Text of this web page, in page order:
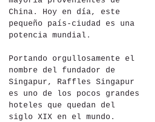
China. Hoy en día, este
pequeño país-ciudad es una
potencia mundial.
Portando orgullosamente el
nombre del fundador de
Singapur, Raffles Singapur
es uno de los pocos grandes
hoteles que quedan del
siglo XIX en el mundo.